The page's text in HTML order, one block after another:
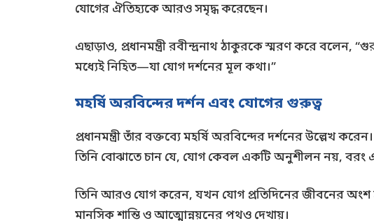
যোগের ঐতিহ্যকে আরও সমৃদ্ধ করেছেন।
এছাড়াও, প্রধানমন্ত্রী রবীন্দ্রনাথ ঠাকুরকে স্মরণ করে বলেন,
মধ্যেই নিহিত—যা যোগ দর্শনের মূল কথা।”
মহর্ষি অরবিন্দের দর্শন এবং যোগের গুরুত্ব
প্রধানমন্ত্রী তাঁর বক্তব্যে মহর্ষি অরবিন্দের দর্শনের উল্লেখ
তিনি বোঝাতে চান যে, যোগ কেবল একটি অনুশীলন নয়, বরং
তিনি আরও যোগ করেন, যখন যোগ প্রতিদিনের জীবনের অংশ
মানসিক শান্তি ও আত্মোন্নয়নের পথও দেখায়।